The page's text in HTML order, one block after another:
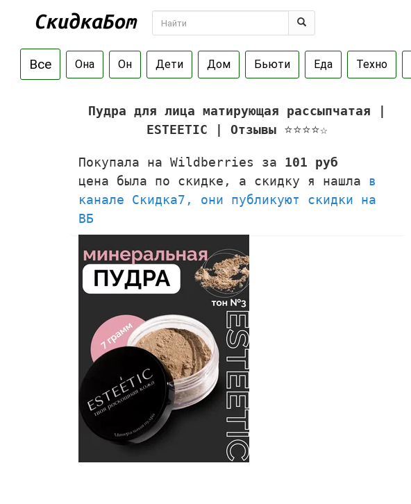
Все Она Он Дети Дом Бьюти Еда Техно
Пудра для лица матирующая рассыпчатая |
ESTEETIC | Отзывы ⭐⭐⭐⭐☆
Покупала на Wildberries за 101 руб
цена была по скидке, а скидку я нашла в
канале Скидка7, они публикуют скидки на
ВБ